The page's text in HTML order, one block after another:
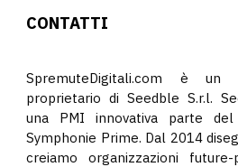
CONTATTI
SpremuteDigitali.com è un
proprietario di Seedble S.r.l.
una PMI innovativa parte del
Symphonie Prime. Dal 2014
creiamo organizzazioni